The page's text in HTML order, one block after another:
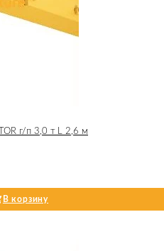
г/п 3,0 т L 2,6 м
В корзину